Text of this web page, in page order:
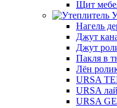
Щит
Нагель
Джут
Джут
Пакля в
Лён
URSA
URSA
URSA